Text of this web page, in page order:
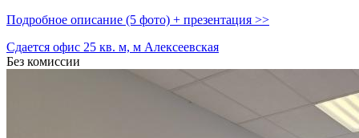
Подробное описание (5 фото) + презентация >>
Сдается офис 25 кв. м, м Алексеевская
Без комиссии